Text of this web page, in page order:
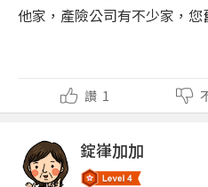
他家，產險公司有不少家，您
讚 1
錠嵂加加